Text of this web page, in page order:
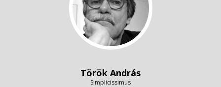
Török András
Simplicissimus